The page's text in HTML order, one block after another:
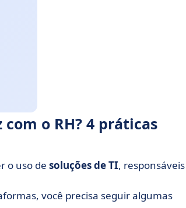
o RH? 4 práticas
o uso de soluções de TI, responsáveis
você precisa seguir algumas